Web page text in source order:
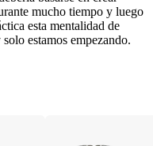
mucho tiempo y luego
esta mentalidad de
estamos empezando.